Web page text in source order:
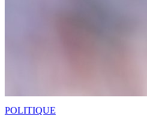
POLITIQUE